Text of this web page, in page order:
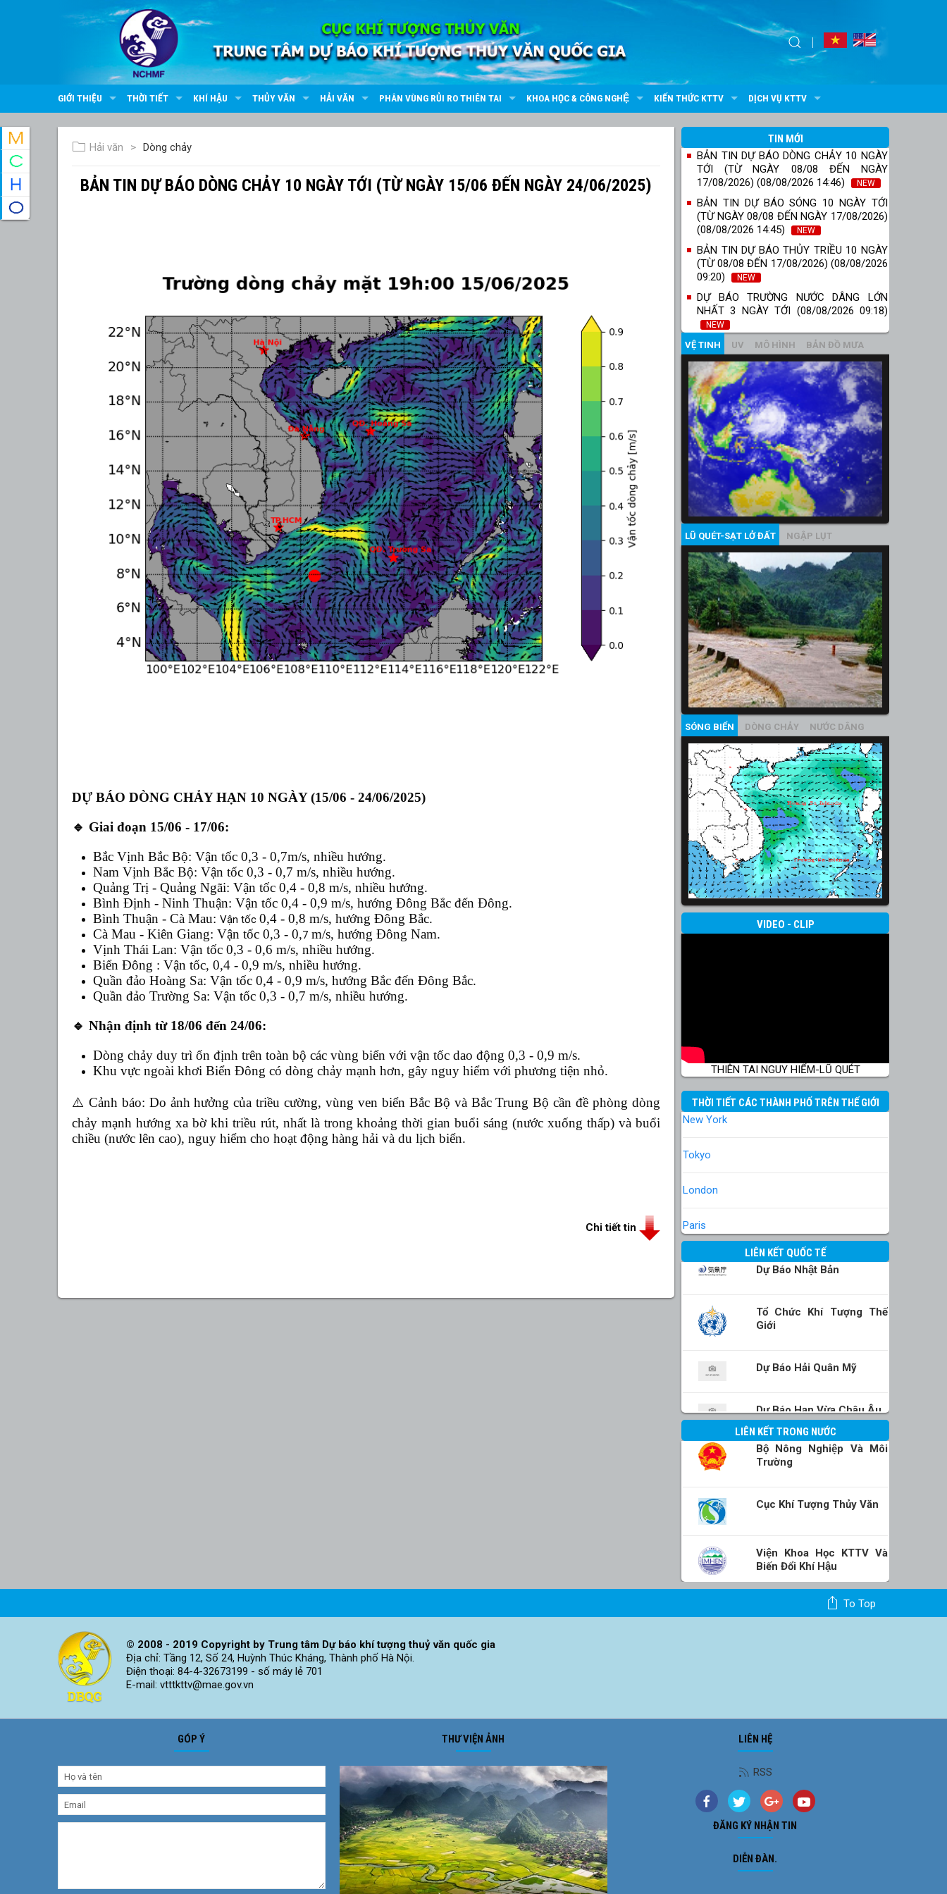
GIỚI THIỆU THỜI TIẾT KHÍ HẬU THỦY VĂN HẢI VĂN PHÂN VÙNG RỦI RO THIÊN TAI KHOA HỌC & CÔNG NGHỆ KIẾN THỨC KTTV DỊCH VỤ KTTV
Hải văn Dòng chảy
BẢN TIN DỰ BÁO DÒNG CHẢY 10 NGÀY TỚI (TỪ NGÀY 15/06 ĐẾN NGÀY 24/06/2025)
DỰ BÁO DÒNG CHẢY HẠN 10 NGÀY (15/06 - 24/06/2025)
🔹 Giai đoạn 15/06 - 17/06:
Bắc Vịnh Bắc Bộ: Vận tốc 0,3 - 0,7m/s, nhiều hướng.
Nam Vịnh Bắc Bộ: Vận tốc 0,3 - 0,7 m/s, nhiều hướng.
Quảng Trị - Quảng Ngãi: Vận tốc 0,4 - 0,8 m/s, nhiều hướng.
Bình Định - Ninh Thuận: Vận tốc 0,4 - 0,9 m/s, hướng Đông Bắc đến Đông.
Bình Thuận - Cà Mau: Vận tốc 0,4 - 0,8 m/s, hướng Đông Bắc.
Cà Mau - Kiên Giang: Vận tốc 0,3 - 0,7 m/s, hướng Đông Nam.
Vịnh Thái Lan: Vận tốc 0,3 - 0,6 m/s, nhiều hướng.
Biển Đông : Vận tốc, 0,4 - 0,9 m/s, nhiều hướng.
Quần đảo Hoàng Sa: Vận tốc 0,4 - 0,9 m/s, hướng Bắc đến Đông Bắc.
Quần đảo Trường Sa: Vận tốc 0,3 - 0,7 m/s, nhiều hướng.
🔹 Nhận định từ 18/06 đến 24/06:
Dòng chảy duy trì ổn định trên toàn bộ các vùng biển với vận tốc dao động 0,3 - 0,9 m/s.
Khu vực ngoài khơi Biển Đông có dòng chảy mạnh hơn, gây nguy hiểm với phương tiện nhỏ.
⚠ ️ Cảnh báo: Do ảnh hưởng của triều cường, vùng ven biển Bắc Bộ và Bắc Trung Bộ cần đề phòng dòng
chảy mạnh hướng xa bờ khi triều rút, nhất là trong khoảng thời gian buổi sáng (nước xuống thấp) và buổi
chiều (nước lên cao), nguy hiểm cho hoạt động hàng hải và du lịch biển.
Chi tiết tin
TIN MỚI
BẢN TIN DỰ BÁO DÒNG CHẢY 10 NGÀY
TỚI (TỪ NGÀY 08/08 ĐẾN NGÀY
17/08/2026) (08/08/2026 14:46)
NEW
BẢN TIN DỰ BÁO SÓNG 10 NGÀY TỚI
(TỪ NGÀY 08/08 ĐẾN NGÀY 17/08/2026)
(08/08/2026 14:45)
NEW
BẢN TIN DỰ BÁO THỦY TRIỀU 10 NGÀY
(TỪ 08/08 ĐẾN 17/08/2026) (08/08/2026
09:20)
NEW
DỰ BÁO TRƯỜNG NƯỚC DÂNG LỚN
NHẤT 3 NGÀY TỚI (08/08/2026 09:18)
NEW
VỆ TINH UV MÔ HÌNH BẢN ĐỒ MƯA
LŨ QUÉT-SẠT LỞ ĐẤT NGẬP LỤT
SÓNG BIỂN DÒNG CHẢY NƯỚC DÂNG
VIDEO - CLIP
THIÊN TAI NGUY HIỂM-LŨ QUÉT
THỜI TIẾT CÁC THÀNH PHỐ TRÊN THẾ GIỚI
New York
Tokyo
London
Paris
LIÊN KẾT QUỐC TẾ
Dự Báo Nhật Bản
Tổ Chức Khí Tượng Thế
Giới
Dự Báo Hải Quân Mỹ
Dự Báo Hạn Vừa Châu Âu
LIÊN KẾT TRONG NƯỚC
Bộ Nông Nghiệp Và Môi
Trường
Cục Khí Tượng Thủy Văn
Viện Khoa Học KTTV Và
Biến Đổi Khí Hậu
To Top
© 2008 - 2019 Copyright by Trung tâm Dự báo khí tượng thuỷ văn quốc gia
Địa chỉ: Tầng 12, Số 24, Huỳnh Thúc Kháng, Thành phố Hà Nội.
Điện thoại: 84-4-32673199 - số máy lẻ 701
E-mail: vtttkttv@mae.gov.vn
GÓP Ý THƯ VIỆN ẢNH LIÊN HỆ
RSS
ĐĂNG KÝ NHẬN TIN
DIỄN ĐÀN.